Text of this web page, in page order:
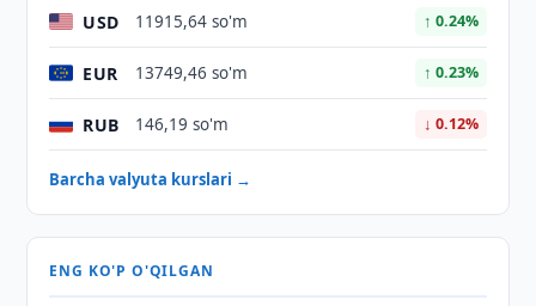
USD 11915,64 so'm ↑ 0.24%
EUR 13749,46 so'm ↑ 0.23%
RUB 146,19 so'm ↓ 0.12%
Barcha valyuta kurslari →
ENG KO'P O'QILGAN